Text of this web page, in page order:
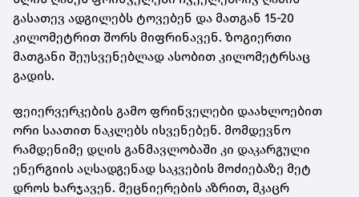
გასათევ ადგილებს ტოვებენ და მათგან 15-20
კილომეტრით შორს მიფრინავენ. ზოგიერთი
მათგანი შეუსვენებლად ასობით კილომეტრსაც
გადის.
ფეიერვერკების გამო ფრინველები დაახლოებით
ორი საათით ნაკლებს ისვენებენ. მომდევნო
რამდენიმე დღის განმავლობაში კი დაკარგული
ენერგიის აღსადგენად საკვების მოძიებაზე მეტ
დროს ხარჯავენ. მეცნიერების აზრით, მკაცრ